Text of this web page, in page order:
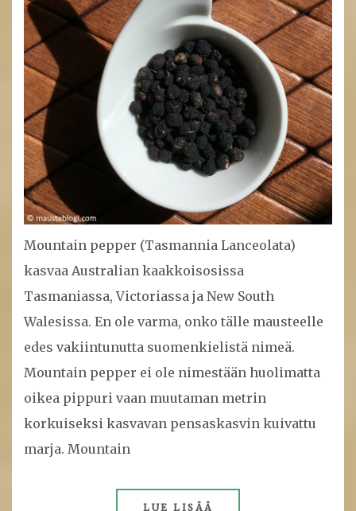
Mountain pepper (Tasmannia Lanceolata)
kasvaa Australian kaakkoisosissa
Tasmaniassa, Victoriassa ja New South
Walesissa. En ole varma, onko tälle mausteelle
edes vakiintunutta suomenkielistä nimeä.
Mountain pepper ei ole nimestään huolimatta
oikea pippuri vaan muutaman metrin
korkuiseksi kasvavan pensaskasvin kuivattu
marja. Mountain
LUE LISÄÄ